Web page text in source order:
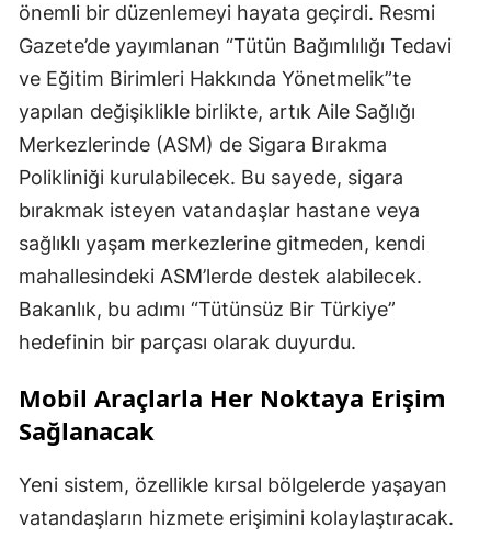
önemli bir düzenlemeyi hayata geçirdi. Resmi
Gazete’de yayımlanan “Tütün Bağımlılığı Tedavi
ve Eğitim Birimleri Hakkında Yönetmelik”te
yapılan değişiklikle birlikte, artık Aile Sağlığı
Merkezlerinde (ASM) de Sigara Bırakma
Polikliniği kurulabilecek. Bu sayede, sigara
bırakmak isteyen vatandaşlar hastane veya
sağlıklı yaşam merkezlerine gitmeden, kendi
mahallesindeki ASM’lerde destek alabilecek.
Bakanlık, bu adımı “Tütünsüz Bir Türkiye”
hedefinin bir parçası olarak duyurdu.
Mobil Araçlarla Her Noktaya Erişim
Sağlanacak
Yeni sistem, özellikle kırsal bölgelerde yaşayan
vatandaşların hizmete erişimini kolaylaştıracak.